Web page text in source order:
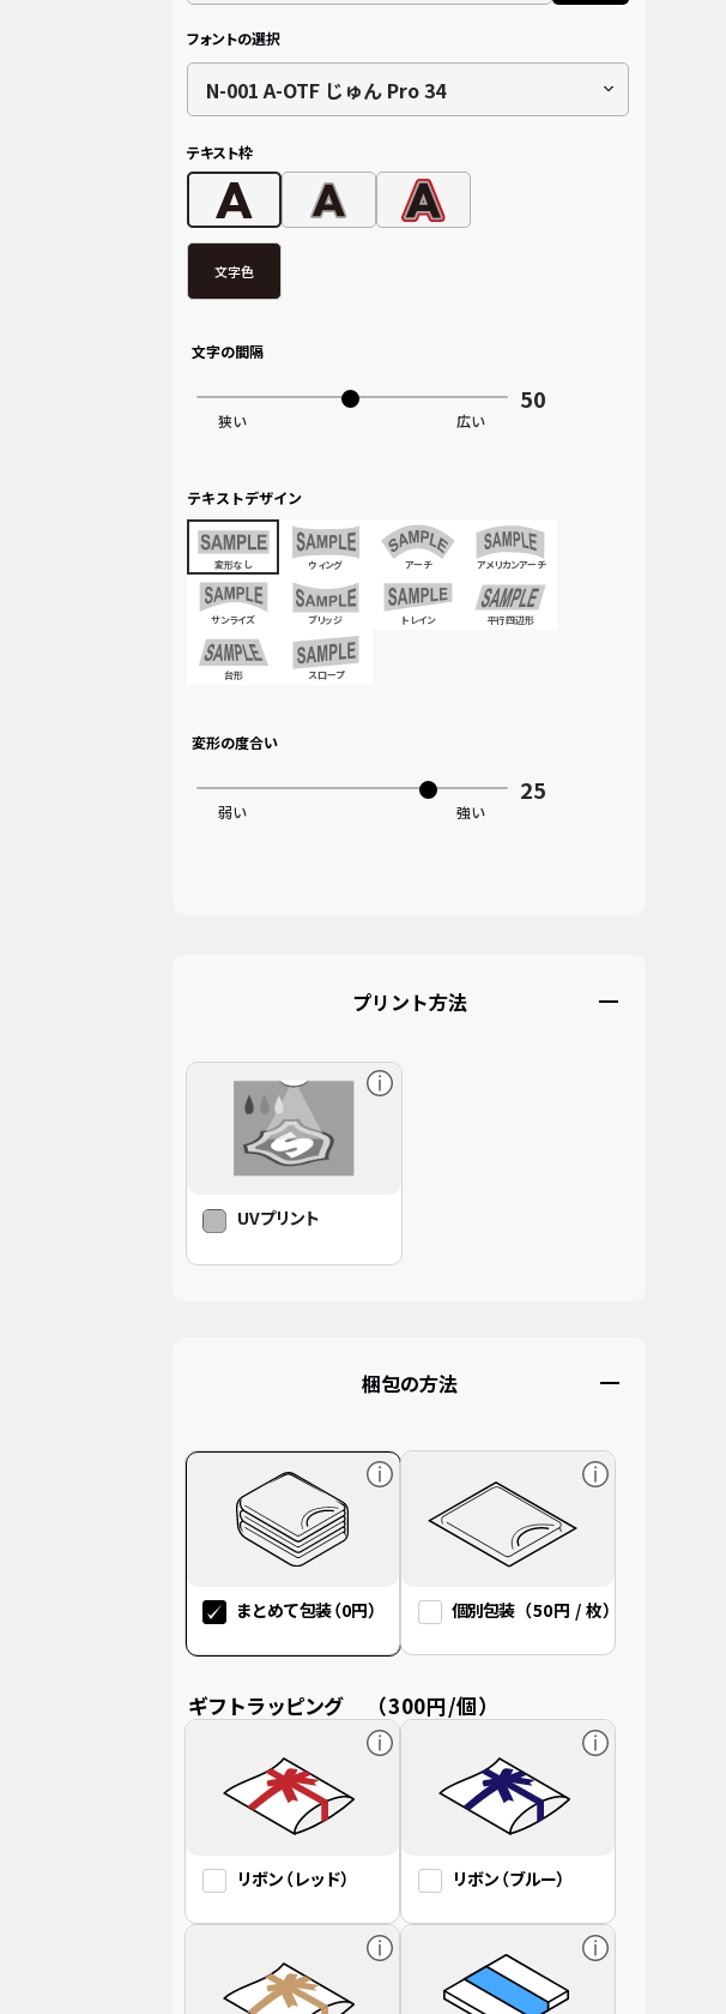
フォントの選択
N-001 A-OTF じゅん Pro 34
テキスト枠
文字色
文字の間隔
テキストデザイン
変形なし ウィング アーチ アメリカンアーチ
サンライズ ブリッジ トレイン 平行四辺形
台形 スロープ
変形の度合い
著作権・肖像権を侵害しないようにご注意ください
許可なく使ってオリジナル作成をすることは違法ですの
プリント方法
UVプリント
梱包の方法
まとめて包装（0円） 個別包装（50円 / 枚）
ギフトラッピング （300円/個）
リボン（レッド） リボン（ブルー）